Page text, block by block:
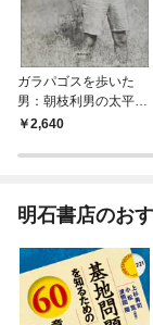
ガラパゴスを歩いた
男：朝枝利男の太平洋
探検記
2,640
明石書店のお